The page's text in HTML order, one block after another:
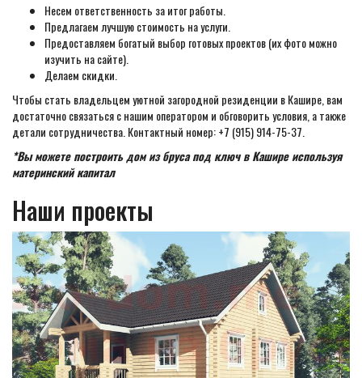
Несем ответственность за итог работы.
Предлагаем лучшую стоимость на услуги.
Предоставляем богатый выбор готовых проектов (их фото можно
изучить на сайте).
Делаем скидки.
Чтобы стать владельцем уютной загородной резиденции в Кашире, вам
достаточно связаться с нашим оператором и обговорить условия, а также
детали сотрудничества. Контактный номер: +7 (915) 914-75-37.
*Вы можете построить дом из бруса под ключ в Кашире используя
материнский капитал
Наши проекты